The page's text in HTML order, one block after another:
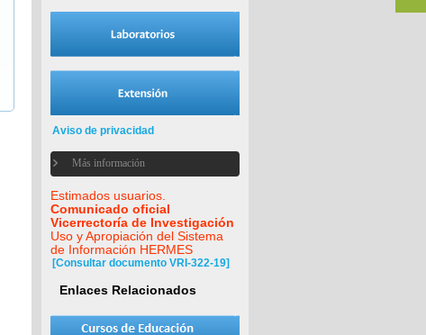
Aviso de privacidad
Más información
Estimados usuarios.
Comunicado oficial
Vicerrectoría de Investigación
Uso y Apropiación del Sistema
de Información HERMES
[Consultar documento VRI-322-19]
Enlaces Relacionados